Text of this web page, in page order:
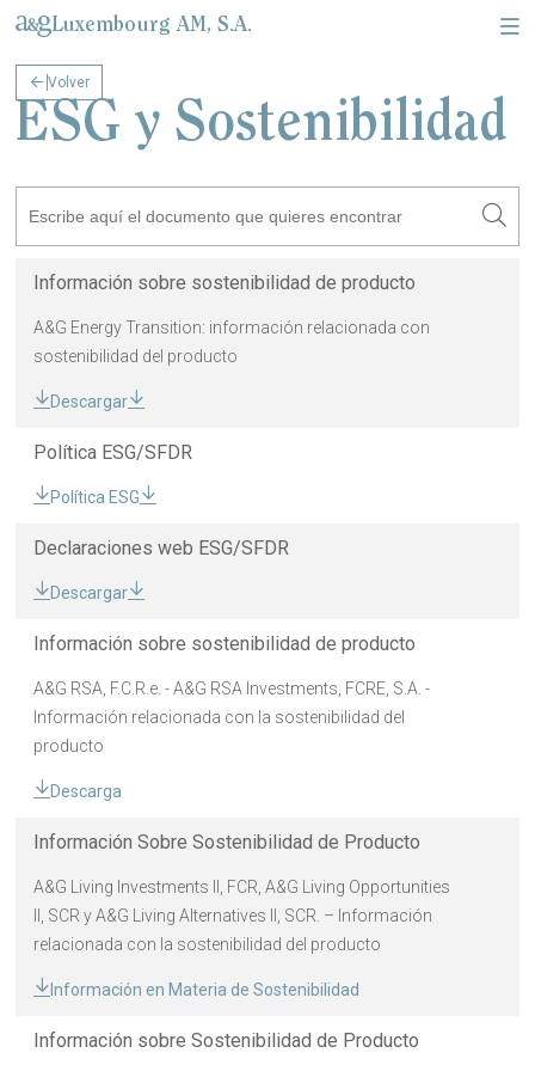
Luxembourg AM, S.A.
Documentos legales & Información pública
Volver
ESG y Sostenibilidad
Información sobre sostenibilidad de producto
A&G Energy Transition: información relacionada con
sostenibilidad del producto
Descargar
Política ESG/SFDR
Política ESG
Declaraciones web ESG/SFDR
Descargar
Información sobre sostenibilidad de producto
A&G RSA, F.C.R.e. - A&G RSA Investments, FCRE, S.A. -
Información relacionada con la sostenibilidad del
producto
Descarga
Información Sobre Sostenibilidad de Producto
A&G Living Investments II, FCR, A&G Living Opportunities
II, SCR y A&G Living Alternatives II, SCR. – Información
relacionada con la sostenibilidad del producto
Información en Materia de Sostenibilidad
Información sobre Sostenibilidad de Producto